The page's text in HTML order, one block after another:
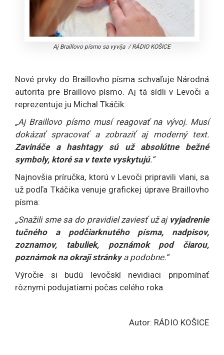
Aj Braillovo písmo sa vyvíja /RÁDIO KOŠICE
Nové prvky do Braillovho písma schvaľuje Národná
autorita pre Braillovo písmo. Aj tá sídli v Levoči a
reprezentuje ju Michal Tkáčik:
„Aj Braillovo písmo musí reagovať na vývoj. Musí
dokázať spracovať a zobraziť aj moderný text.
Zavináče a hashtagy sú už absolútne bežné
symboly, ktoré sa v texte vyskytujú.“
Najnovšia príručka, ktorú v Levoči pripravili vlani, sa
už podľa Tkáčika venuje grafickej úprave Braillovho
písma:
„Snažili sme sa do pravidiel zaviesť už aj vyjadrenie
tučného a podčiarknutého písma, nadpisov,
zoznamov, tabuliek, poznámok pod čiarou,
poznámok na okraji stránkya podobne.“
Výročie si budú levočskí nevidiaci pripomínať
rôznymi podujatiami počas celého roka.
Autor: RÁDIO KOŠICE